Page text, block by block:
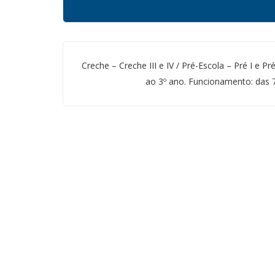
Creche – Creche III e IV / Pré-Escola – Pré I e
ao 3º ano. Funcionamento: das